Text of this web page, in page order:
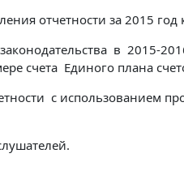
отчетности за 2015
в 2015-
счета Единого плана
с использованием